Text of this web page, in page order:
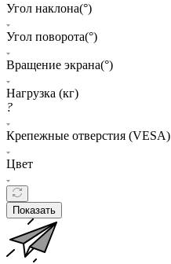
Угол наклона(°)
Угол поворота(°)
Вращение экрана(°)
Нагрузка (кг)
?
Крепежные отверстия (VESA)
Цвет
Показать